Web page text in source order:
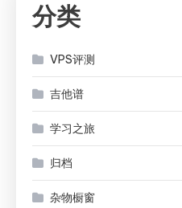
分类
VPS评测
吉他谱
学习之旅
归档
杂物橱窗